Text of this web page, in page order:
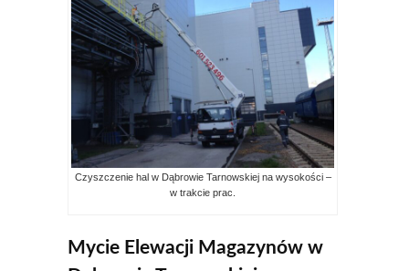
Czyszczenie hal w Dąbrowie Tarnowskiej na wysokości –
w trakcie prac.
Mycie Elewacji Magazynów w